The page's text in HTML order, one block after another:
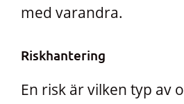
med varandra.
Riskhantering
En risk är vilken typ av